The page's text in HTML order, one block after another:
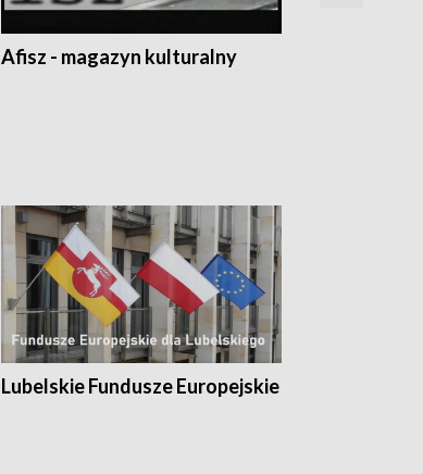
Afisz - magazyn kulturalny
Lubelskie Fundusze Europejskie